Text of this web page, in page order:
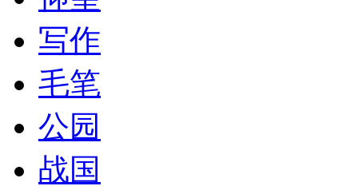
写作
毛笔
公园
战国